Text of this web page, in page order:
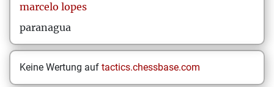
marcelo lopes
paranagua
Keine Wertung auf tactics.chessbase.com